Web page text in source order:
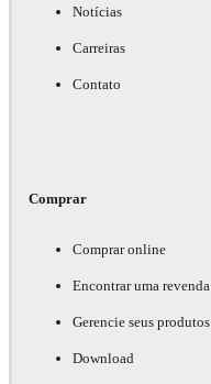
Notícias
Carreiras
Contato
Comprar
Comprar online
Encontrar uma revenda
Gerencie seus produtos
Download